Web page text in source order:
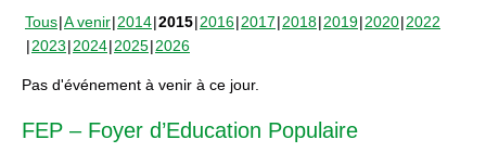
Tous A venir 2014 2015 2016 2017 2018 2019 2020 2022
2023 2024 2025 2026
Pas d'événement à venir à ce jour.
FEP – Foyer d’Education Populaire